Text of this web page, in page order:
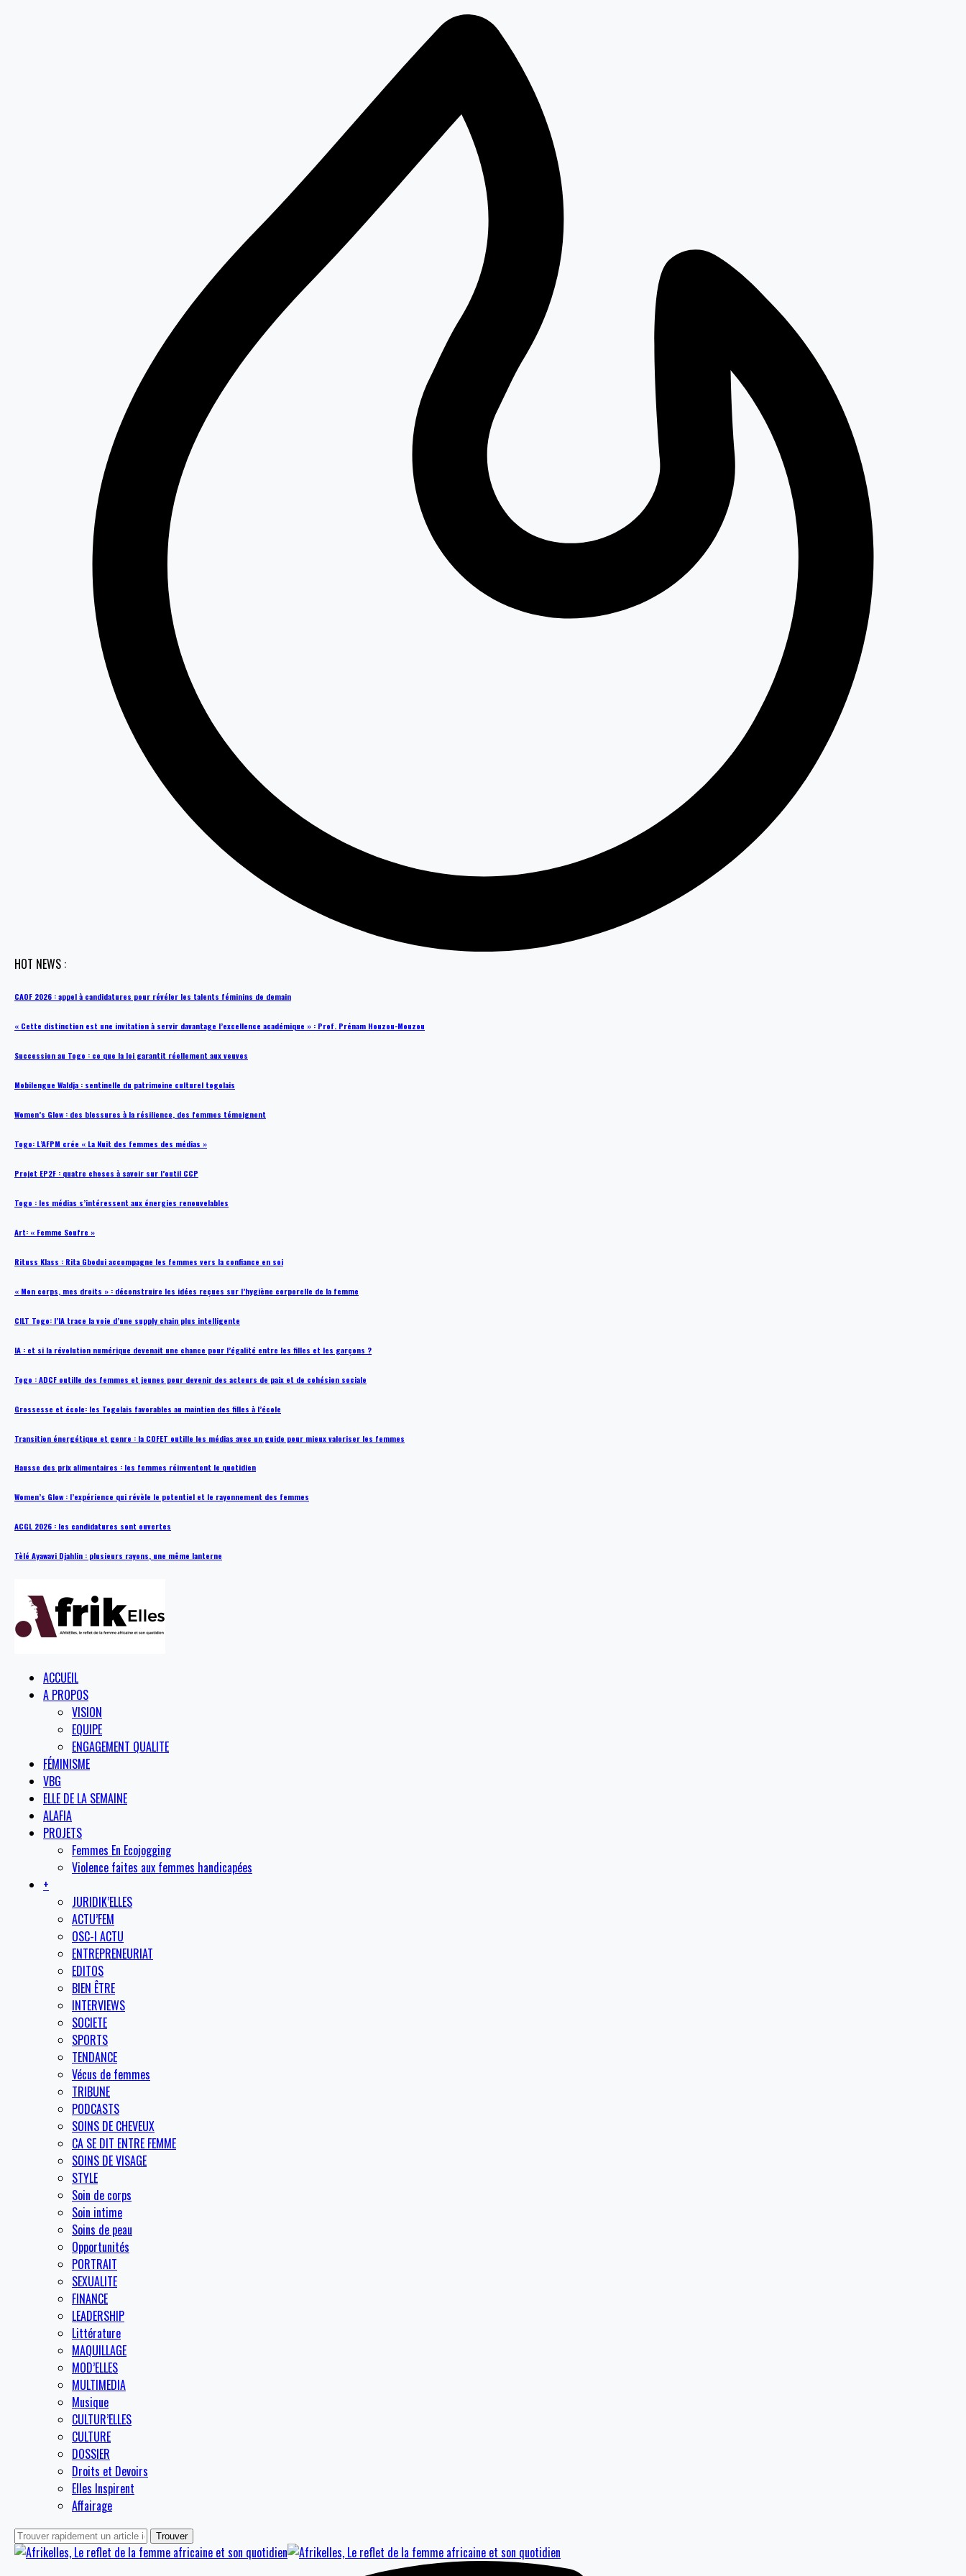
HOT NEWS :
CAOF 2026 : appel à candidatures pour révéler les talents féminins de demain
« Cette distinction est une invitation à servir davantage l’excellence académique » : Prof. Prénam Houzou-Mouzou
Succession au Togo : ce que la loi garantit réellement aux veuves
Mobilengue Waldja : sentinelle du patrimoine culturel togolais
Women’s Glow : des blessures à la résilience, des femmes témoignent
Togo: L’AFPM crée « La Nuit des femmes des médias »
Projet EP2F : quatre choses à savoir sur l’outil CCP
Togo : les médias s’intéressent aux énergies renouvelables
Art: « Femme Soufre »
Rituss Klass : Rita Gbodui accompagne les femmes vers la confiance en soi
« Mon corps, mes droits » : déconstruire les idées reçues sur l’hygiène corporelle de la femme
CILT Togo: l’IA trace la voie d’une supply chain plus intelligente
IA : et si la révolution numérique devenait une chance pour l’égalité entre les filles et les garçons ?
Togo : ADCF outille des femmes et jeunes pour devenir des acteurs de paix et de cohésion sociale
Grossesse et école: les Togolais favorables au maintien des filles à l’école
Transition énergétique et genre : la COFET outille les médias avec un guide pour mieux valoriser les femmes
Hausse des prix alimentaires : les femmes réinventent le quotidien
Women’s Glow : l’expérience qui révèle le potentiel et le rayonnement des femmes
ACGL 2026 : les candidatures sont ouvertes
Tèlé Ayawavi Djahlin : plusieurs rayons, une même lanterne
ACCUEIL
A PROPOS
VISION
EQUIPE
ENGAGEMENT QUALITE
FÉMINISME
VBG
ELLE DE LA SEMAINE
ALAFIA
PROJETS
Femmes En Ecojogging
Violence faites aux femmes handicapées
+
JURIDIK’ELLES
ACTU’FEM
OSC-I ACTU
ENTREPRENEURIAT
EDITOS
BIEN ÊTRE
INTERVIEWS
SOCIETE
SPORTS
TENDANCE
Vécus de femmes
TRIBUNE
PODCASTS
SOINS DE CHEVEUX
CA SE DIT ENTRE FEMME
SOINS DE VISAGE
STYLE
Soin de corps
Soin intime
Soins de peau
Opportunités
PORTRAIT
SEXUALITE
FINANCE
LEADERSHIP
Littérature
MAQUILLAGE
MOD’ELLES
MULTIMEDIA
Musique
CULTUR’ELLES
CULTURE
DOSSIER
Droits et Devoirs
Elles Inspirent
Affairage